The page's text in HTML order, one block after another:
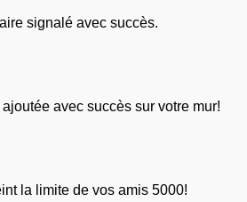
signalé avec succès.
avec succès sur votre mur!
la limite de vos amis 5000!